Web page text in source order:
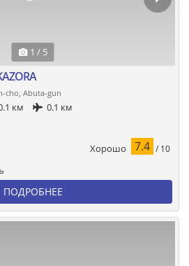
1 / 5
cho, Abuta-gun
км
0.1 км
Хорошо 7.4 / 10
ПОДРОБНЕЕ